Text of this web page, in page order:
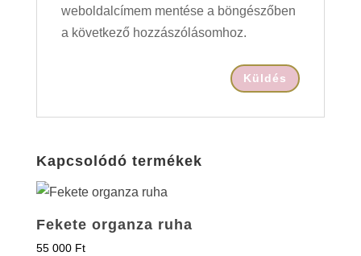
weboldalcímem mentése a böngészőben
a következő hozzászólásomhoz.
Kapcsolódó termékek
Fekete organza ruha
55 000 Ft